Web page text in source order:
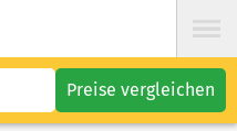
Preise vergleichen